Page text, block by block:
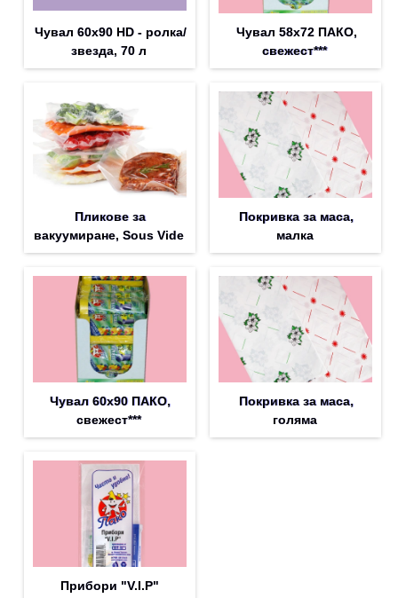
Чувал 60х90 HD - ролка/
звезда, 70 л
Чувал 58х72 ПАКО,
свежест***
Пликове за
вакуумиране, Sous Vide
Покривка за маса,
малка
Чувал 60х90 ПАКО,
свежест***
Покривка за маса,
голяма
Прибори "V.I.P"